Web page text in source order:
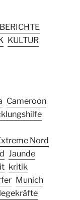
KULTUR
Cameroon
Nord
Jaunde
kritik
Munich